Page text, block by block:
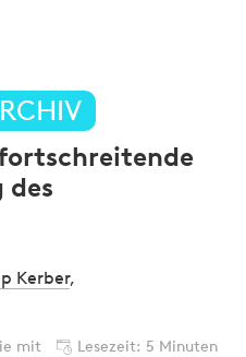
des
Kerber,
mit Lesezeit: 5 Minuten